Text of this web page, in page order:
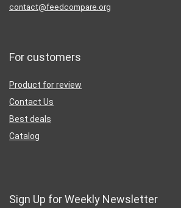
contact@feedcompare.org
For customers
Product for review
Contact Us
Best deals
Catalog
Sign Up for Weekly Newsletter